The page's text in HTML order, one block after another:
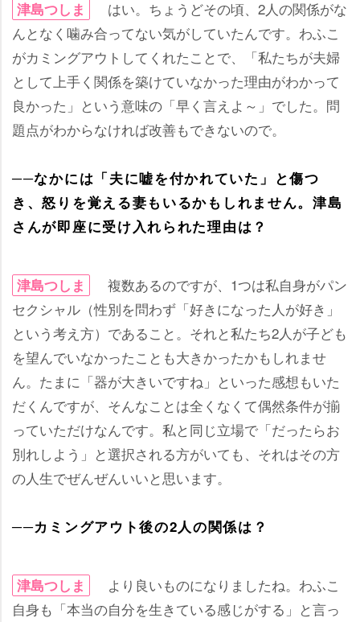
津島つしま
はい。ちょうどその頃、2人の関係がな
んとなく噛み合ってない気がしていたんです。わふこ
がカミングアウトしてくれたことで、「私たちが夫婦
として上手く関係を築けていなかった理由がわかって
良かった」という意味の「早く言えよ～」でした。問
題点がわからなければ改善もできないので。
──なかには「夫に嘘を付かれていた」と傷つ
き、怒りを覚える妻もいるかもしれません。津島
さんが即座に受け入れられた理由は？
津島つしま
複数あるのですが、1つは私自身がパン
セクシャル（性別を問わず「好きになった人が好き」
という考え方）であること。それと私たち2人が子ども
を望んでいなかったことも大きかったかもしれませ
ん。たまに「器が大きいですね」といった感想もいた
だくんですが、そんなことは全くなくて偶然条件が揃
っていただけなんです。私と同じ立場で「だったらお
別れしよう」と選択される方がいても、それはその方
の人生でぜんぜんいいと思います。
──カミングアウト後の2人の関係は？
津島つしま
より良いものになりましたね。わふこ
自身も「本当の自分を生きている感じがする」と言っ